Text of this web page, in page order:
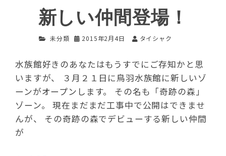
新しい仲間登場！
未分類 2015年2月4日 タイシャク
水族館好きのあなたはもうすでにご存知かと思
いますが、 ３月２１日に鳥羽水族館に新しいゾ
ーンがオープンします。 その名も「奇跡の森」
ゾーン。 現在まだまだ工事中で公開はできませ
んが、 その奇跡の森でデビューする新しい仲間
が